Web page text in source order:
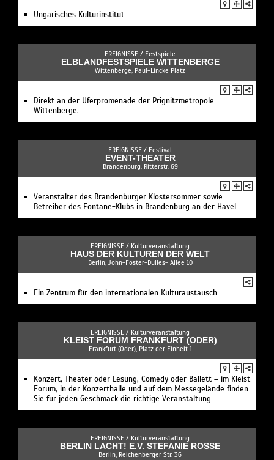
Ungarisches Kulturinstitut
EREIGNISSE / Festspiele
ELBLANDFESTSPIELE WITTENBERGE
Wittenberge, Paul-Lincke Platz
Direkt an der Uferpromenade der Prignitzmetropole
Wittenberge.
EREIGNISSE / Festival
EVENT-THEATER
Brandenburg, Ritterstr. 69
Veranstalter des Brandenburger Klostersommer sowie
Betreiber des Fontane-Klubs in Brandenburg an der Havel
EREIGNISSE / Kulturveranstaltung
HAUS DER KULTUREN DER WELT
Berlin, John-Foster-Dulles- Allee 10
Ein Zentrum für den internationalen Kulturaustausch
EREIGNISSE / Kulturveranstaltung
KLEIST FORUM FRANKFURT (ODER)
Frankfurt (Oder), Platz der Einheit 1
Konzert, Theater oder Lesung, Comedy oder Ballett – im Kleist
Forum, in der Konzerthalle und auf dem Messegelände finden
Sie für jeden Geschmack die richtige Veranstaltung
EREIGNISSE / Kulturveranstaltung
BERLIN LACHT! E.V. STEFANIE ROSSE
Berlin, Reichenberger Str. 36